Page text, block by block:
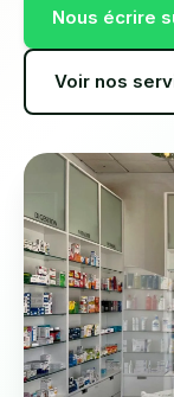
Nous écrire
Voir nos